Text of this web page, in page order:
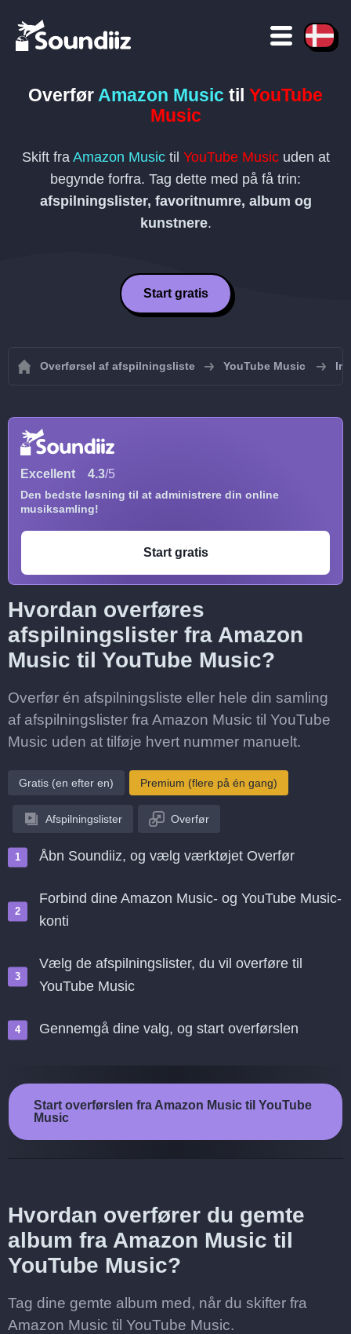
Overfør Amazon Music til YouTube
Music
Skift fra Amazon Musictil YouTube Musicuden at
begynde forfra. Tag dette med på få trin:
afspilningslister, favoritnumre, album og
kunstnere.
Start gratis
Overførsel af afspilningsliste YouTube Music
Excellent 4.3/5
Den bedste løsning til at administrere din online
musiksamling!
Start gratis
Hvordan overføres
afspilningslister fra Amazon
Music til YouTube Music?
Overfør én afspilningsliste eller hele din samling
af afspilningslister fra Amazon Music til YouTube
Music uden at tilføje hvert nummer manuelt.
Gratis (en efter en) Premium (flere på én gang)
Afspilningslister Overfør
Åbn Soundiiz, og vælg værktøjet Overfør
Forbind dine Amazon Music- og YouTube Music-
konti
Vælg de afspilningslister, du vil overføre til
YouTube Music
Gennemgå dine valg, og start overførslen
Start overførslen fra Amazon Music til YouTube
Music
Hvordan overfører du gemte
album fra Amazon Music til
YouTube Music?
Tag dine gemte album med, når du skifter fra
Amazon Music til YouTube Music.